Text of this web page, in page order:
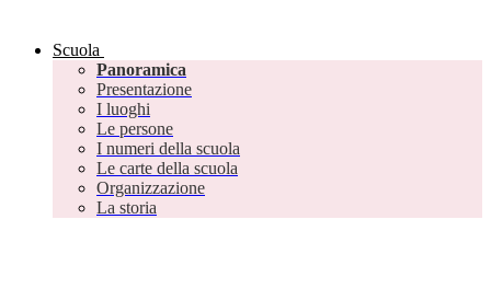
Scuola
Panoramica
Presentazione
I luoghi
Le persone
I numeri della scuola
Le carte della scuola
Organizzazione
La storia